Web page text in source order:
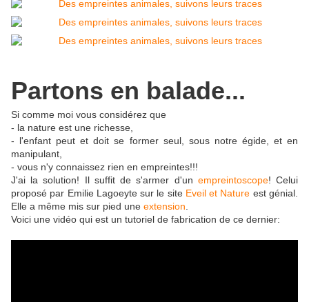
Partons en balade...
Si comme moi vous considérez que
- la nature est une richesse,
- l'enfant peut et doit se former seul, sous notre égide, et en
manipulant,
- vous n'y connaissez rien en empreintes!!!
J'ai la solution! Il suffit de s'armer d'un empreintoscope! Celui
proposé par Emilie Lagoeyte sur le site Eveil et Nature est génial.
Elle a même mis sur pied une extension
Voici une vidéo qui est un tutoriel de fabrication de ce dernier: